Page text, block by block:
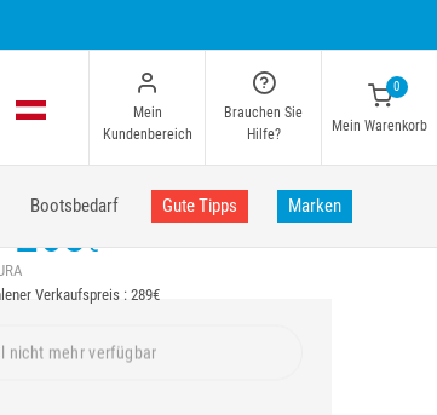
Mein
Kundenbereich
Brauchen Sie
Hilfe?
0
Mein Warenkorb
Bootsbedarf Gute Tipps Marken
263€
Verkaufspreis : 289€
nicht mehr verfügbar